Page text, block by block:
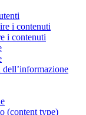
i contenuti
i contenuti
(content type)